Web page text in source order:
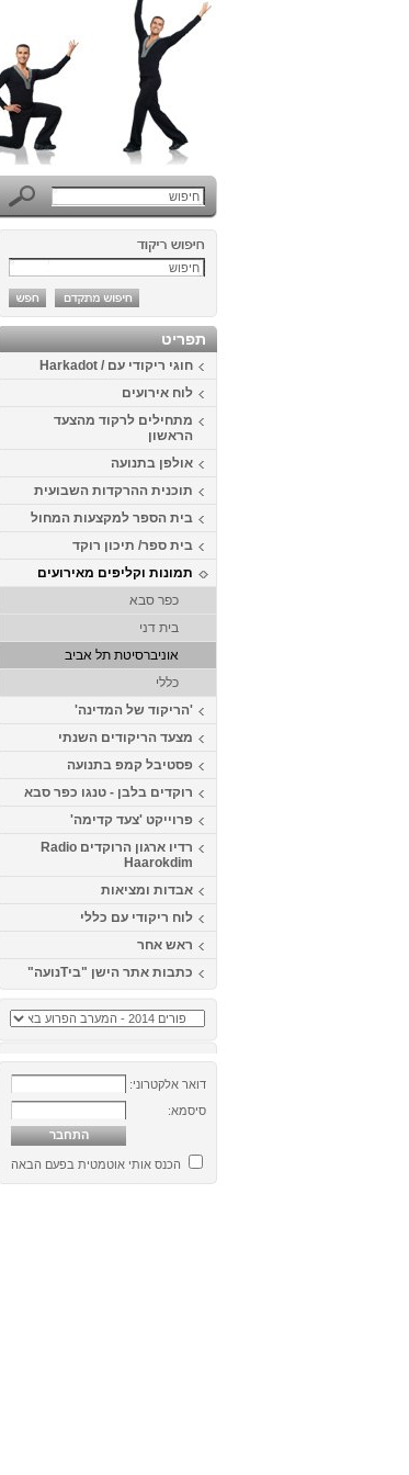
תפריט
חוגי ריקודי עם / Harkadot
לוח אירועים
מתחילים לרקוד מהצעד
הראשון
אולפן בתנועה
תוכנית ההרקדות השבועית
בית הספר למקצעות המחול
בית ספר/ תיכון רוקד
תמונות וקליפים מאירועים
כפר סבא
בית דני
אוניברסיטת תל אביב
כללי
'הריקוד של המדינה'
מצעד הריקודים השנתי
פסטיבל קמפ בתנועה
רוקדים בלבן - טנגו כפר סבא
פרוייקט 'צעד קדימה'
רדיו ארגון הרוקדים Radio
Haarokdim
אבדות ומציאות
לוח ריקודי עם כללי
ראש אחר
כתבות אתר הישן "ביTנועה"
דואר אלקטרוני:
סיסמא:
הכנס אותי אוטמטית בפעם הבאה